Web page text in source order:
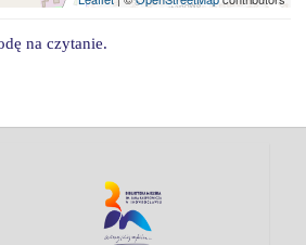
ę na czytanie.